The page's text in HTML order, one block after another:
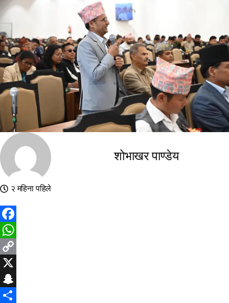
शोभाखर पाण्डेय
२ महिना पहिले
Facebook
WhatsApp
Copy
Link
X
Snapchat